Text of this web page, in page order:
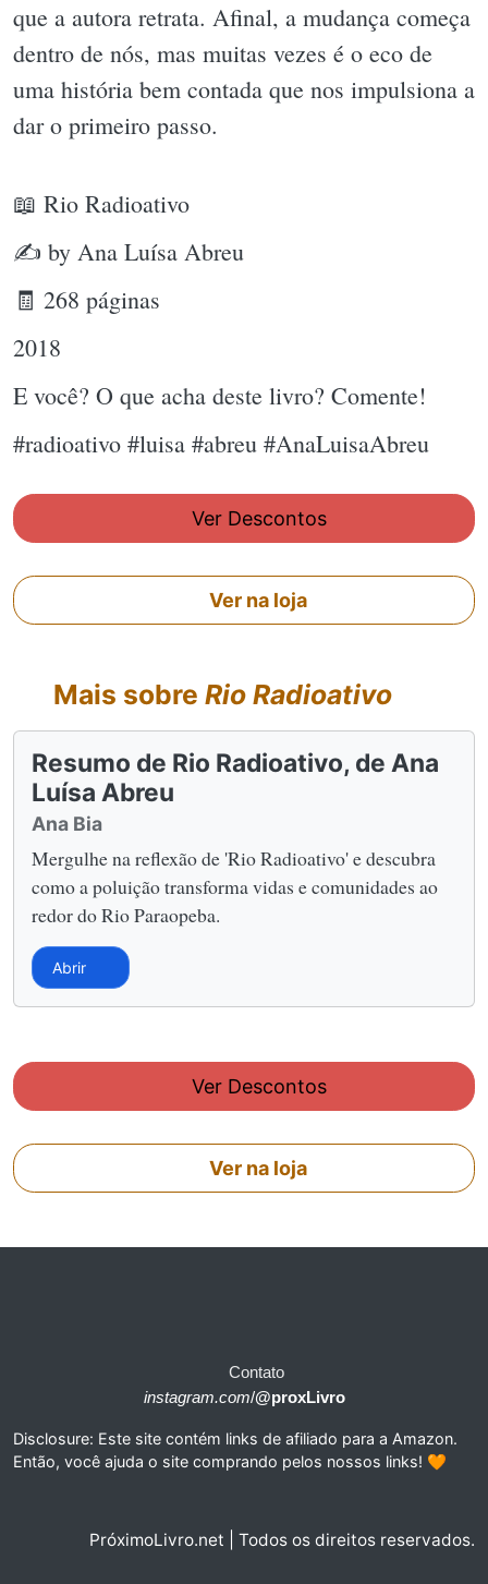
que a autora retrata. Afinal, a mudança começa
dentro de nós, mas muitas vezes é o eco de
uma história bem contada que nos impulsiona a
dar o primeiro passo.
📖 Rio Radioativo
✍ by Ana Luísa Abreu
🧾 268 páginas
2018
E você? O que acha deste livro? Comente!
#radioativo #luisa #abreu #AnaLuisaAbreu
Ver Descontos
Ver na loja
Mais sobre Rio Radioativo
Resumo de Rio Radioativo, de Ana
Luísa Abreu
Ana Bia
Mergulhe na reflexão de 'Rio Radioativo' e descubra
como a poluição transforma vidas e comunidades ao
redor do Rio Paraopeba.
Abrir
Ver Descontos
Ver na loja
Contato
instagram.com/@proxLivro
Disclosure: Este site contém links de afiliado para a Amazon.
Então, você ajuda o site comprando pelos nossos links! 🧡
PróximoLivro.net | Todos os direitos reservados.